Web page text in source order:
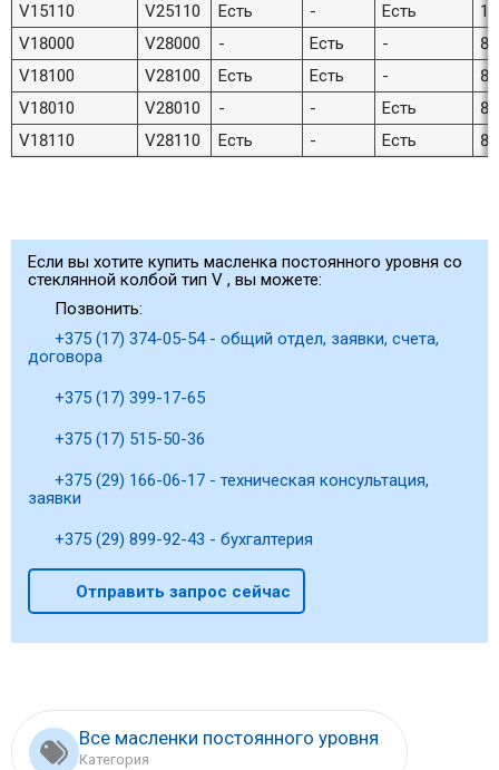
V15110
V25110 Есть - Есть
V18000
V28000 - Есть -
82
V18100
V28100 Есть Есть -
82
V18010
V28010 - - Есть
82
V18110
V28110 Есть - Есть 82
Если вы хотите купить масленка постоянного уровня со
стеклянной колбой тип V , вы можете:
Позвонить:
+375 (17) 374-05-54 - общий отдел, заявки, счета,
договора
+375 (17) 399-17-65
+375 (17) 515-50-36
+375 (29) 166-06-17 - техническая консультация,
заявки
+375 (29) 899-92-43 - бухгалтерия
Отправить запрос сейчас
Все масленки постоянного уровня
Категория